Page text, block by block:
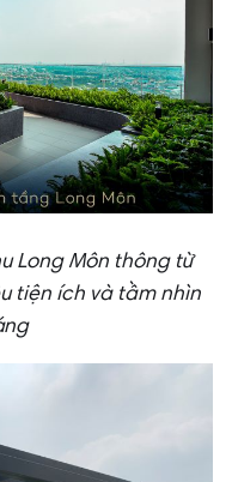
Long Môn thông từ
tiện ích và tầm nhìn